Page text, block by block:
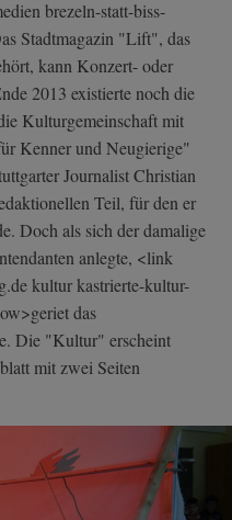
brezeln-statt-biss-
Stadtmagazin "Lift", das
kann Konzert- oder
2013 existierte noch die
Kulturgemeinschaft mit
Kenner und Neugierige"
Journalist Christian
Teil, für den er
Doch als sich der damalige
anlegte, <link
kultur kastrierte-kultur-
das
Die "Kultur" erscheint
mit zwei Seiten